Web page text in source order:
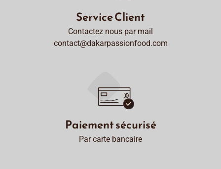
Service Client
Contactez nous par mail
contact@dakarpassionfood.com
Paiement sécurisé
Par carte bancaire